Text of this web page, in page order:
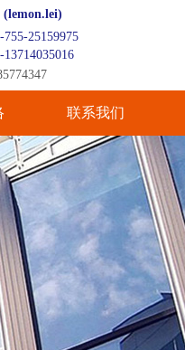
联系我们
(lemon.lei)
755-25159975
13714035016